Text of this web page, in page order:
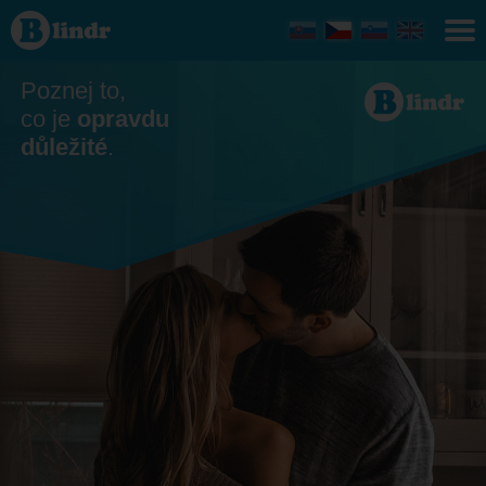
Seznamka
Connecticut
Poznej to,
co je opravdu
důležité.